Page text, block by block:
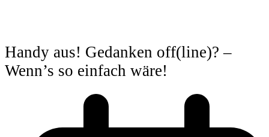
Handy aus! Gedanken off(line)? –
Wenn’s so einfach wäre!